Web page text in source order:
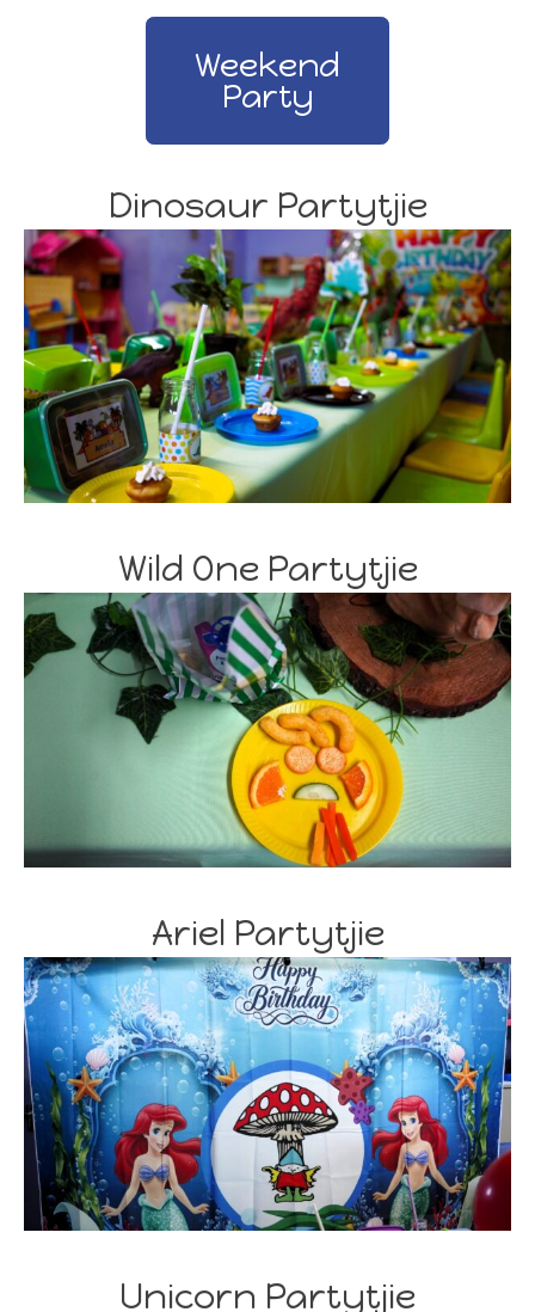
Weekend
Party
Dinosaur Partytjie
Wild One Partytjie
Ariel Partytjie
Unicorn Partytjie